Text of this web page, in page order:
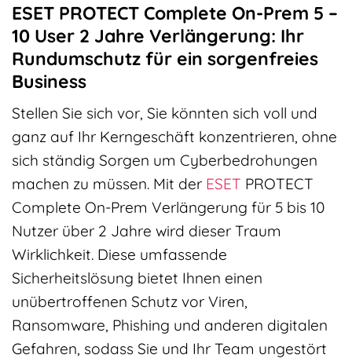
ESET PROTECT Complete On-Prem 5 –
10 User 2 Jahre Verlängerung: Ihr
Rundumschutz für ein sorgenfreies
Business
Stellen Sie sich vor, Sie könnten sich voll und
ganz auf Ihr Kerngeschäft konzentrieren, ohne
sich ständig Sorgen um Cyberbedrohungen
machen zu müssen. Mit der ESET PROTECT
Complete On-Prem Verlängerung für 5 bis 10
Nutzer über 2 Jahre wird dieser Traum
Wirklichkeit. Diese umfassende
Sicherheitslösung bietet Ihnen einen
unübertroffenen Schutz vor Viren,
Ransomware, Phishing und anderen digitalen
Gefahren, sodass Sie und Ihr Team ungestört